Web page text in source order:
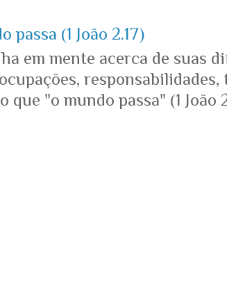
passa (1 João 2.17)
em mente acerca de suas
responsabilidades,
"o mundo passa" (1 João